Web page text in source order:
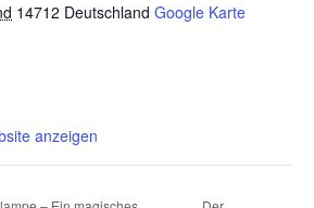
14712 Deutschland Google Karte
anzeigen